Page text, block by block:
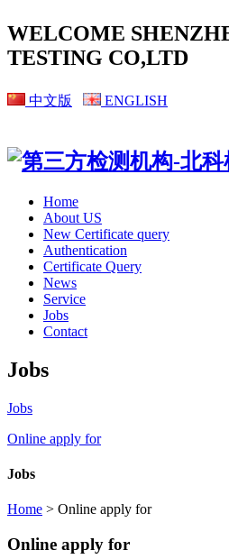
WELCOME
TESTING CO,LTD
中文版 ENGLISH
Home
About US
New Certificate query
Authentication
Certificate Query
News
Service
Jobs
Contact
Jobs
Jobs
Online apply for
Jobs
Home > Online apply for
Online apply for